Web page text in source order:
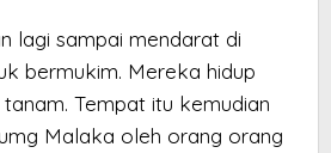
lagi sampai mendarat di
bermukim. Mereka hidup
Tempat itu kemudian
Malaka oleh orang orang